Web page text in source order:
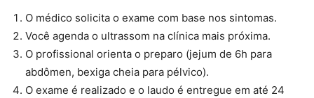
O médico solicita o exame com base nos sintomas.
Você agenda o ultrassom na clínica mais próxima.
O profissional orienta o preparo (jejum de 6h para
abdômen, bexiga cheia para pélvico).
O exame é realizado e o laudo é entregue em até 24